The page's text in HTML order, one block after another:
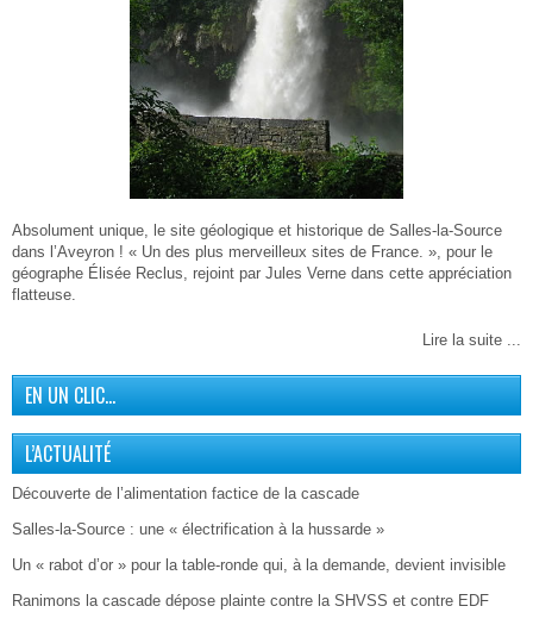
Absolument unique, le site géologique et historique de Salles-la-Source
dans l’Aveyron ! « Un des plus merveilleux sites de France. », pour le
géographe Élisée Reclus, rejoint par Jules Verne dans cette appréciation
flatteuse.
Lire la suite ...
EN UN CLIC…
L’ACTUALITÉ
Découverte de l’alimentation factice de la cascade
Salles-la-Source : une « électrification à la hussarde »
Un « rabot d’or » pour la table-ronde qui, à la demande, devient invisible
Ranimons la cascade dépose plainte contre la SHVSS et contre EDF